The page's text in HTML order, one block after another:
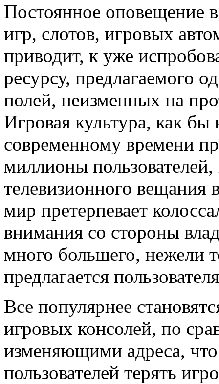
Постоянное оповещение
игр, слотов, игровых
приводит, к уже
ресурсу, предлагаемого
полей, неизменных на
Игровая культура, как бы
современному времени
миллионы пользователей,
телевизионного вещания
мир претерпевает
внимания со стороны
много большего, нежели
предлагается
Все популярнее
игровых консолей, по
изменяющими адреса, что
пользователей терять